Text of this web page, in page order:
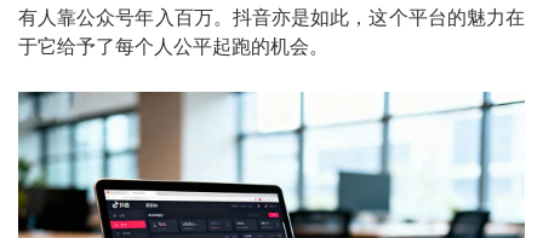
有人靠公众号年入百万。抖音亦是如此，这个平台的魅力在
于它给予了每个人公平起跑的机会。